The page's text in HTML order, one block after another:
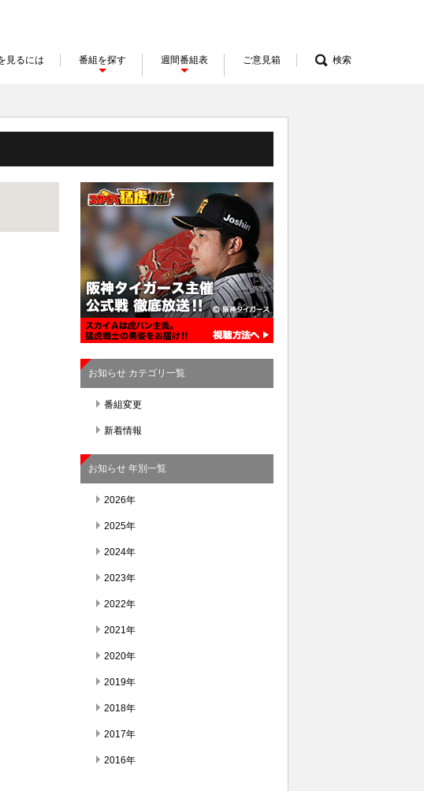
見るには 番組を探す 週間番組表 ご意見箱 検索
お知らせ カテゴリ一覧
番組変更
新着情報
お知らせ 年別一覧
2026年
2025年
2024年
2023年
2022年
2021年
2020年
2019年
2018年
2017年
2016年